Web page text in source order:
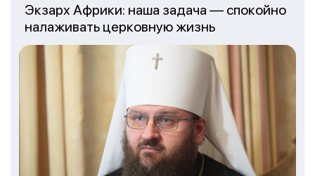
Экзарх Африки: наша задача — спокойно
налаживать церковную жизнь